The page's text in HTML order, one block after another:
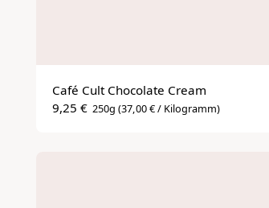
Café Cult Chocolate Cream
9,25 € 250g (37,00 € / Kilogramm)